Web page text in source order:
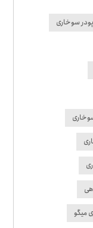
پودر سوخاری
میگو